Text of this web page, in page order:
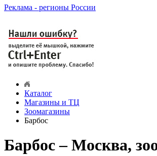
Реклама - регионы России
Каталог
Магазины и ТЦ
Зоомагазины
Барбос
Барбос – Москва,